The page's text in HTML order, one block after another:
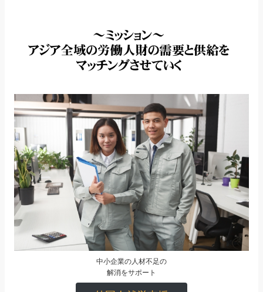
中小企業の人材不足の
解消をサポート